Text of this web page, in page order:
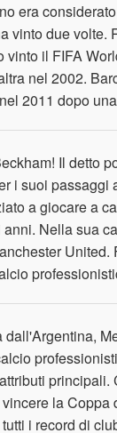
era
vinto due
il FIFA
nel 2002.
2011 dopo
Il detto
i suoi
a giocare a
Nella sua
dall'Argentina,
la
i record di